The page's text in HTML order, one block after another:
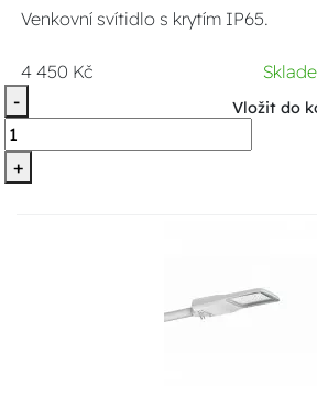
Venkovní svítidlo s krytím IP65.
4 450 Kč
-
+
Vložit do